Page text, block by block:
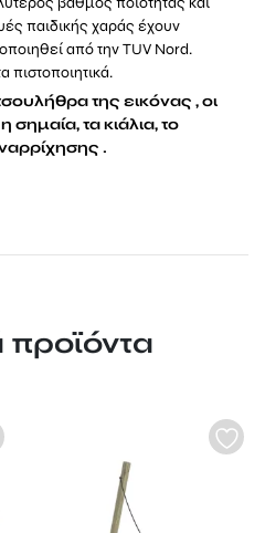
παιδικής χαράς έχουν
από την TUV Nord.
πιστοποιητικά.
της εικόνας , οι
σημαία, τα κιάλια, το
.
προϊόντα